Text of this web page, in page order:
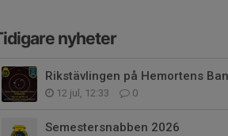
nyheter
Rikstävlingen på Hemortens
12 jul, 12:33 0
Semestersnabben 2026